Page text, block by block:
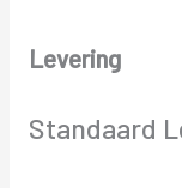
Levering
Standaard